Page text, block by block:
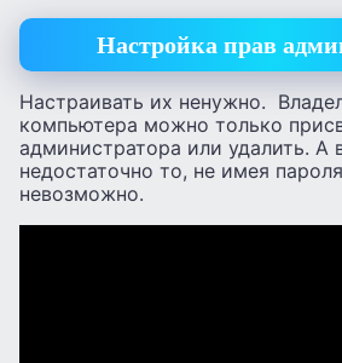
Настройка прав
Настраивать их ненужно.
компьютера можно только
администратора или удалить. А
недостаточно то, не имея
невозможно.